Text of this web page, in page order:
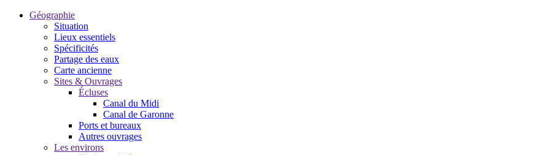
Géographie
Situation
Lieux essentiels
Spécificités
Partage des eaux
Carte ancienne
Sites & Ouvrages
Écluses
Canal du Midi
Canal de Garonne
Ports et bureaux
Autres ouvrages
Les environs